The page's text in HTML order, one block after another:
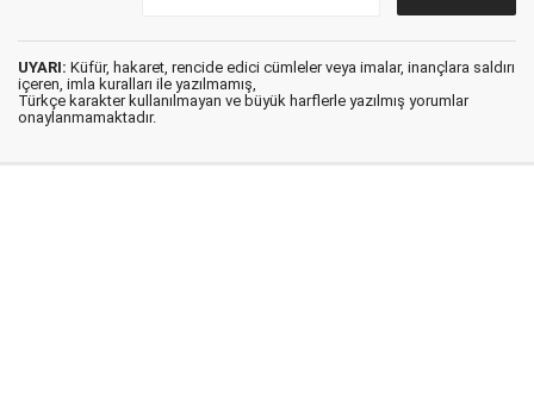
UYARI: Küfür, hakaret, rencide edici cümleler veya imalar, inançlara saldırı
içeren, imla kuralları ile yazılmamış,
Türkçe karakter kullanılmayan ve büyük harflerle yazılmış yorumlar
onaylanmamaktadır.